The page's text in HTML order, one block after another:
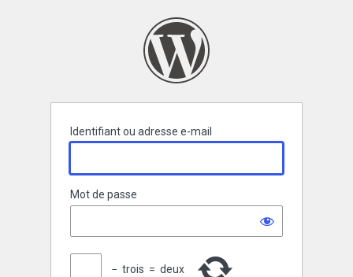
Identifiant ou adresse e-mail
Mot de passe
− trois = deux